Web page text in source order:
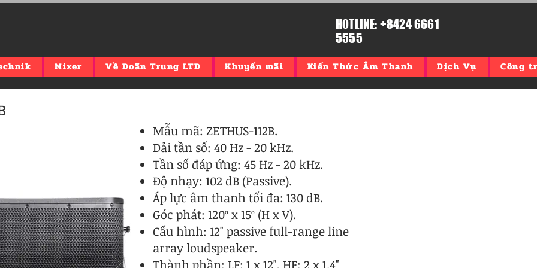
HOTLINE: +8424 6661
5555
Mixer Về Doãn Trung LTD Khuyến mãi Kiến Thức Âm Thanh Dịch Vụ Công
Mẫu mã: ZETHUS-112B.
Dải tần số: 40 Hz - 20 kHz.
Tần số đáp ứng: 45 Hz - 20 kHz.
Độ nhạy: 102 dB (Passive).
Áp lực âm thanh tối đa: 130 dB.
Góc phát: 120º x 15º (H x V).
Cấu hình: 12" passive full-range line
array loudspeaker.
Thành phần: LF: 1 x 12", HF: 2 x 1.4"